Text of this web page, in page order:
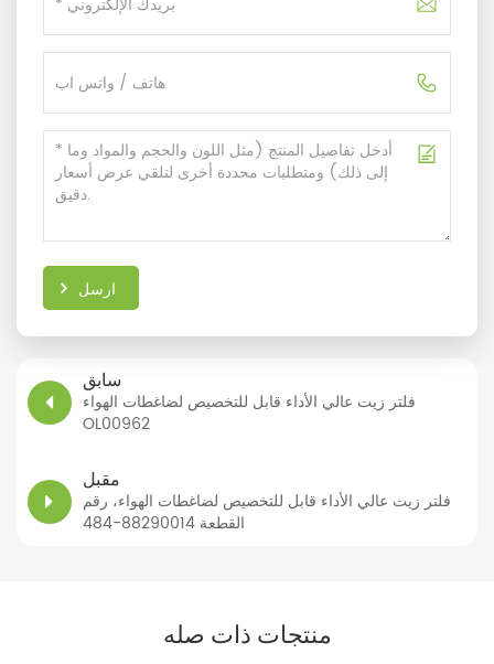
ارسل
سابق
فلتر زيت عالي الأداء قابل للتخصيص لضاغطات الهواء
OL00962
مقبل
فلتر زيت عالي الأداء قابل للتخصيص لضاغطات الهواء، رقم
القطعة 88290014-484
منتجات ذات صله